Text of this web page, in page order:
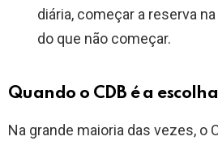
diária, começar a reserva
do que não começar.
Quando o CDB é a
Na grande maioria das vezes, o